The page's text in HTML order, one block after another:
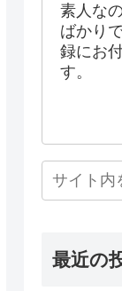
素人な
ばかり
録にお
す。
最近の